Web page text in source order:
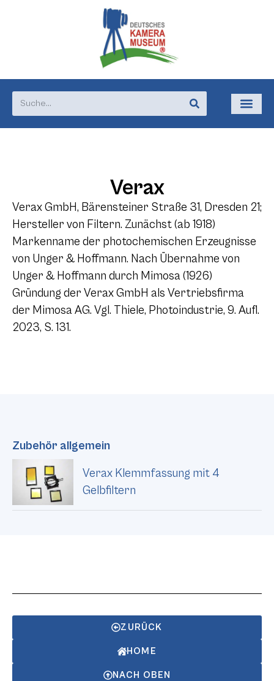
Verax
Verax GmbH, Bärensteiner Straße 31, Dresden 21;
Hersteller von Filtern. Zunächst (ab 1918)
Markenname der photochemischen Erzeugnisse
von Unger & Hoffmann. Nach Übernahme von
Unger & Hoffmann durch Mimosa (1926)
Gründung der Verax GmbH als Vertriebsfirma
der Mimosa AG. Vgl. Thiele, Photoindustrie, 9. Aufl.
2023, S. 131.
Zubehör allgemein
Verax Klemmfassung mit 4
Gelbfiltern
ZURÜCK
HOME
NACH OBEN